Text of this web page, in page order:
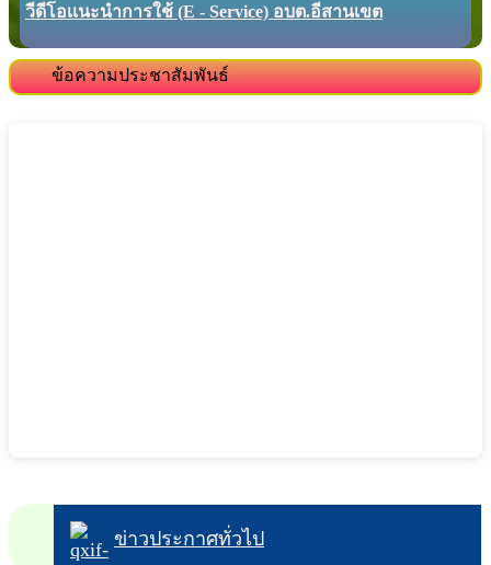
วีดีโอเเนะนำการใช้ (E - Service) อบต.อีสานเขต
ข้อความประชาสัมพันธ์
ข่าวประกาศทั่วไป